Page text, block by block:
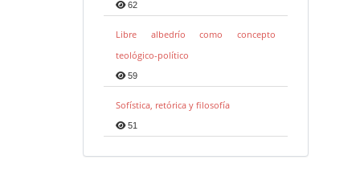
62
Libre albedrío como concepto
teológico-político
59
Sofística, retórica y filosofía
51